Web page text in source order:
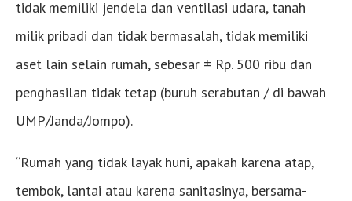
tidak memiliki jendela dan ventilasi udara, tanah
milik pribadi dan tidak bermasalah, tidak memiliki
aset lain selain rumah, sebesar ± Rp. 500 ribu dan
penghasilan tidak tetap (buruh serabutan / di bawah
UMP/Janda/Jompo).
“Rumah yang tidak layak huni, apakah karena atap,
tembok, lantai atau karena sanitasinya, bersama-